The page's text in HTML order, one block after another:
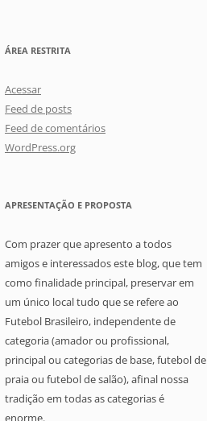
ÁREA RESTRITA
Acessar
Feed de posts
Feed de comentários
WordPress.org
APRESENTAÇÃO E PROPOSTA
Com prazer que apresento a todos
amigos e interessados este blog, que tem
como finalidade principal, preservar em
um único local tudo que se refere ao
Futebol Brasileiro, independente de
categoria (amador ou profissional,
principal ou categorias de base, futebol de
praia ou futebol de salão), afinal nossa
tradição em todas as categorias é
enorme.